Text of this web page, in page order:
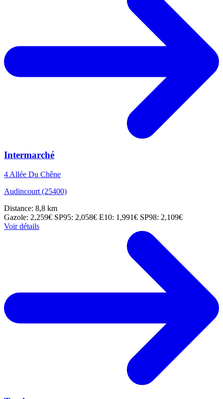
Intermarché
4 Allée Du Chêne
Audincourt (25400)
Distance: 8,8 km
Gazole: 2,259€ SP95: 2,058€ E10: 1,991€ SP98: 2,109€
Voir détails